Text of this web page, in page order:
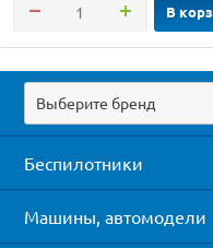
В
Выберите бренд
Беспилотники
Машины, автомодели